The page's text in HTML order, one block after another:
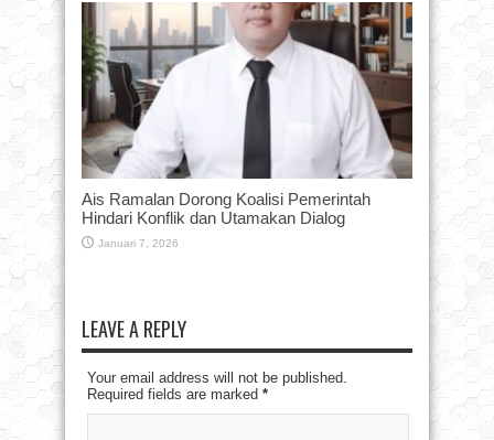
Ais Ramalan Dorong Koalisi Pemerintah
Hindari Konflik dan Utamakan Dialog
Januari 7, 2026
LEAVE A REPLY
Your email address will not be published.
Required fields are marked *